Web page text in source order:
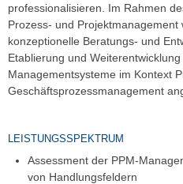
professionalisieren. Im Rahmen
Prozess- und
konzeptionelle Beratungs- und
Etablierung und
Managementsysteme im Kontext
Geschäftsprozessmanagement
LEISTUNGSSPEKTRUM
Assessment der PPM-
von Handlungsfeldern